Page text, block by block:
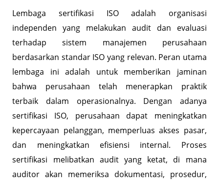
Lembaga sertifikasi ISO adalah organisasi
independen yang melakukan audit dan evaluasi
terhadap sistem manajemen perusahaan
berdasarkan standar ISO yang relevan. Peran utama
lembaga ini adalah untuk memberikan jaminan
bahwa perusahaan telah menerapkan praktik
terbaik dalam operasionalnya. Dengan adanya
sertifikasi ISO, perusahaan dapat meningkatkan
kepercayaan pelanggan, memperluas akses pasar,
dan meningkatkan efisiensi internal. Proses
sertifikasi melibatkan audit yang ketat, di mana
auditor akan memeriksa dokumentasi, prosedur,